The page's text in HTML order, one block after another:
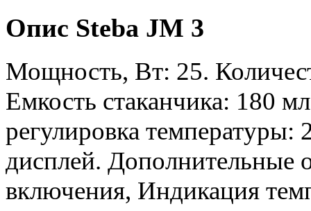
Опис Steba JM 3
Мощность, Вт: 25.
Емкость стаканчика: 180
регулировка
дисплей. Дополнительные
включения, Индикация